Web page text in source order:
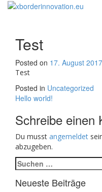
Test
Posted on 17. August 2017
Test
Posted in Uncategorized
Hello world!
Schreibe einen
Du musst angemeldet
abzugeben.
Suchen
nach:
Neueste Beiträge